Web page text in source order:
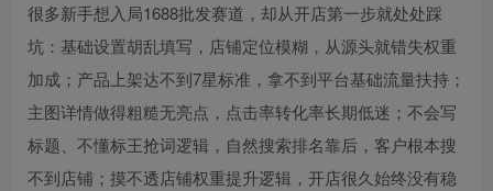
很多新手想入局1688批发赛道，却从开店第一步就处处踩
坑：基础设置胡乱填写，店铺定位模糊，从源头就错失权重
加成；产品上架达不到7星标准，拿不到平台基础流量扶持；
主图详情做得粗糙无亮点，点击率转化率长期低迷；不会写
标题、不懂标王抢词逻辑，自然搜索排名靠后，客户根本搜
不到店铺；摸不透店铺权重提升逻辑，开店很久始终没有稳